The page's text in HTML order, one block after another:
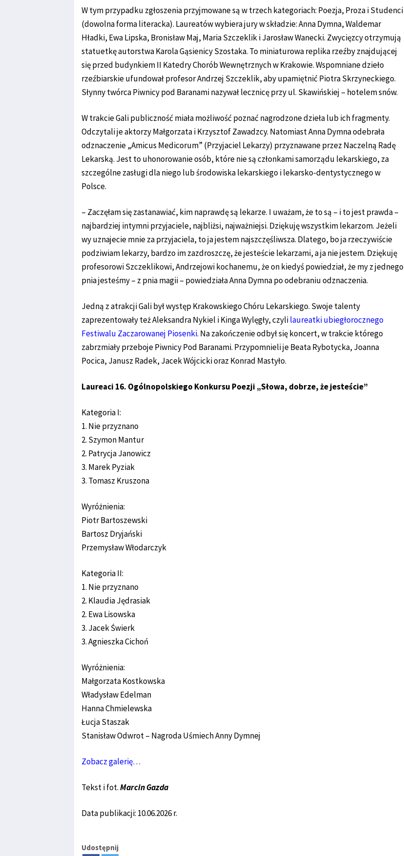
W tym przypadku zgłoszenia przyjmowane są w trzech kategoriach: Poezja, Proza i Studenci
(dowolna forma literacka). Laureatów wybiera jury w składzie: Anna Dymna, Waldemar
Hładki, Ewa Lipska, Bronisław Maj, Maria Szczeklik i Jarosław Wanecki. Zwycięzcy otrzymują
statuetkę autorstwa Karola Gąsienicy Szostaka. To miniaturowa replika rzeźby znajdującej
się przed budynkiem II Katedry Chorób Wewnętrznych w Krakowie. Wspomniane dzieło
rzeźbiarskie ufundował profesor Andrzej Szczeklik, aby upamiętnić Piotra Skrzyneckiego.
Słynny twórca Piwnicy pod Baranami nazywał lecznicę przy ul. Skawińskiej – hotelem snów.
W trakcie Gali publiczność miała możliwość poznać nagrodzone dzieła lub ich fragmenty.
Odczytali je aktorzy Małgorzata i Krzysztof Zawadzcy. Natomiast Anna Dymna odebrała
odznaczenie „Amicus Medicorum” (Przyjaciel Lekarzy) przyznawane przez Naczelną Radę
Lekarską. Jest to uhonorowanie osób, które nie są członkami samorządu lekarskiego, za
szczególne zasługi dla niego lub środowiska lekarskiego i lekarsko-dentystycznego w
Polsce.
– Zaczęłam się zastanawiać, kim naprawdę są lekarze. I uważam, że to są – i to jest prawda –
najbardziej intymni przyjaciele, najbliżsi, najważniejsi. Dziękuję wszystkim lekarzom. Jeżeli
wy uznajecie mnie za przyjaciela, to ja jestem najszczęśliwsza. Dlatego, bo ja rzeczywiście
podziwiam lekarzy, bardzo im zazdroszczę, że jesteście lekarzami, a ja nie jestem. Dziękuję
profesorowi Szczeklikowi, Andrzejowi kochanemu, że on kiedyś powiedział, że my z jednego
pnia jesteśmy – z pnia magii – powiedziała Anna Dymna po odebraniu odznaczenia.
Jedną z atrakcji Gali był występ Krakowskiego Chóru Lekarskiego. Swoje talenty
zaprezentowały też Aleksandra Nykiel i Kinga Wylęgły, czylilaureatki ubiegłorocznego
Festiwalu Zaczarowanej Piosenki. Na zakończenie odbył się koncert, w trakcie którego
zabrzmiały przeboje Piwnicy Pod Baranami. Przypomnieli je Beata Rybotycka, Joanna
Pocica, Janusz Radek, Jacek Wójcicki oraz Konrad Mastyło.
Laureaci 16. Ogólnopolskiego Konkursu Poezji „Słowa, dobrze, że jesteście”
Kategoria I:
1. Nie przyznano
2. Szymon Mantur
2. Patrycja Janowicz
3. Marek Pyziak
3. Tomasz Kruszona
Wyróżnienia:
Piotr Bartoszewski
Bartosz Dryjański
Przemysław Włodarczyk
Kategoria II:
1. Nie przyznano
2. Klaudia Jędrasiak
2. Ewa Lisowska
3. Jacek Świerk
3. Agnieszka Cichoń
Wyróżnienia:
Małgorzata Kostkowska
Władysław Edelman
Hanna Chmielewska
Łucja Staszak
Stanisław Odwrot – Nagroda Uśmiech Anny Dymnej
Zobacz galerię…
Tekst i fot.Marcin Gazda
Data publikacji: 10.06.2026 r.
Udostępnij